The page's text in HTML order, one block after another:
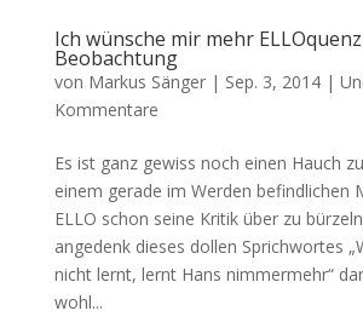
Ich wünsche mir mehr
Beobachtung
von Markus Sänger| Sep. 3, 2014|
Kommentare
Es ist ganz gewiss noch einen Hauch
einem gerade im Werden befindlichen
ELLO schon seine Kritik über zu
angedenk dieses dollen Sprichwortes
nicht lernt, lernt Hans nimmermehr“
wohl...